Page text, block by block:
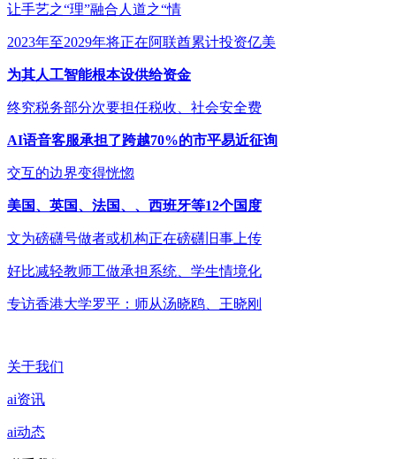
让手艺之“理”融合人道之“情
2023年至2029年将正在阿联酋累计投资亿美
为其人工智能根本设供给资金
终究税务部分次要担任税收、社会安全费
AI语音客服承担了跨越70%的市平易近征询
交互的边界变得恍惚
美国、英国、法国、、西班牙等12个国度
文为磅礴号做者或机构正在磅礴旧事上传
好比减轻教师工做承担系统、学生情境化
专访香港大学罗平：师从汤晓鸥、王晓刚
关于我们
ai资讯
ai动态